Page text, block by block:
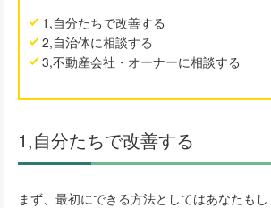
1,自分たちで改善する
2,自治体に相談する
3,不動産会社・オーナーに相談する
1,自分たちで改善する
まず、最初にできる方法としてはあなたも